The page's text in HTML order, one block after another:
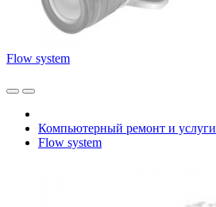
Flow system
Компьютерный ремонт и услуги
Flow system